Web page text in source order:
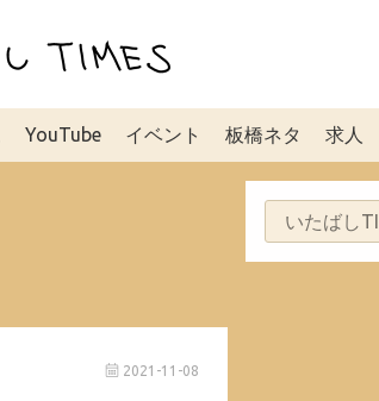
YouTube イベント 板橋ネタ 求人
2021-11-08